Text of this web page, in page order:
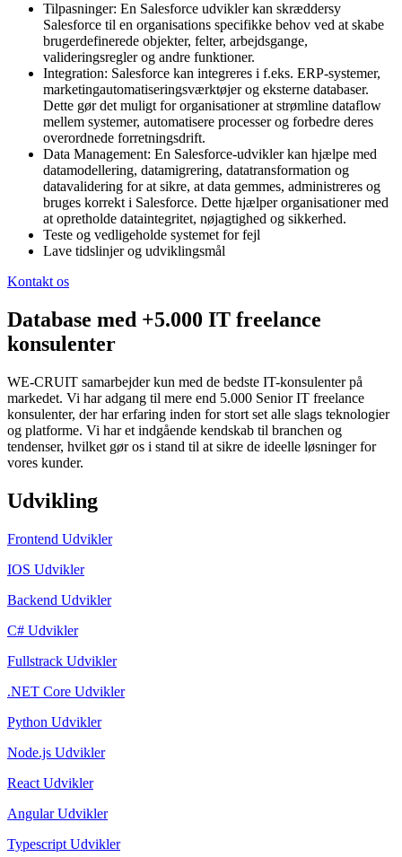
Tilpasninger: En Salesforce udvikler kan skræddersy
Salesforce til en organisations specifikke behov ved at skabe
brugerdefinerede objekter, felter, arbejdsgange,
valideringsregler og andre funktioner.
Integration: Salesforce kan integreres i f.eks. ERP-systemer,
marketingautomatiseringsværktøjer og eksterne databaser.
Dette gør det muligt for organisationer at strømline dataflow
mellem systemer, automatisere processer og forbedre deres
overordnede forretningsdrift.
Data Management: En Salesforce-udvikler kan hjælpe med
datamodellering, datamigrering, datatransformation og
datavalidering for at sikre, at data gemmes, administreres og
bruges korrekt i Salesforce. Dette hjælper organisationer med
at opretholde dataintegritet, nøjagtighed og sikkerhed.
Teste og vedligeholde systemet for fejl
Lave tidslinjer og udviklingsmål
Kontakt os
Database med +5.000 IT freelance
konsulenter
WE-CRUIT samarbejder kun med de bedste IT-konsulenter på
markedet. Vi har adgang til mere end 5.000 Senior IT freelance
konsulenter, der har erfaring inden for stort set alle slags teknologier
og platforme. Vi har et indgående kendskab til branchen og
tendenser, hvilket gør os i stand til at sikre de ideelle løsninger for
vores kunder.
Udvikling
Frontend Udvikler
IOS Udvikler
Backend Udvikler
C# Udvikler
Fullstrack Udvikler
.NET Core Udvikler
Python Udvikler
Node.js Udvikler
React Udvikler
Angular Udvikler
Typescript Udvikler